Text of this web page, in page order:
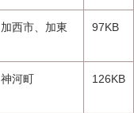
西市、加東
97KB
河町 126KB